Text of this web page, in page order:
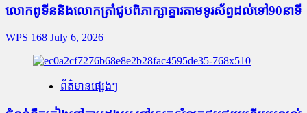
លោកពូទីននិងលោកត្រាំជូបពិភាក្សាគ្នារតាមទូរស័ព្ធដល់ទៅ90នាទី
WPS 168 July 6, 2026
ព័ត៌មានផ្សេងៗ